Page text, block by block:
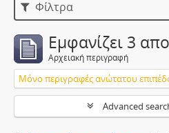
Φίλτρα
Εμφανίζει 3
Αρχειακή περιγραφή
Μόνο περιγραφές ανώτατου
Advanced